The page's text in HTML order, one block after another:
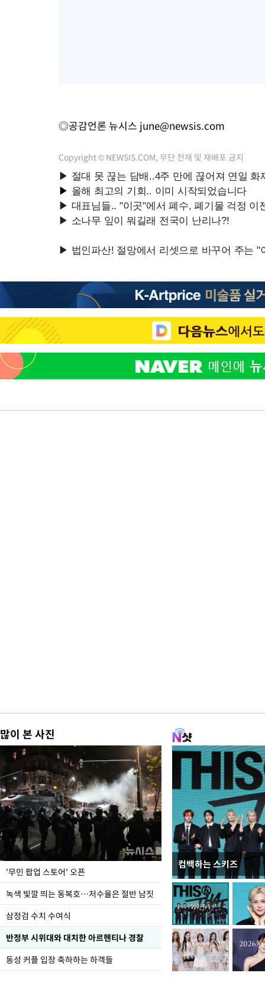
◎공감언론 뉴시스 june@newsis.com
Copyright © NEWSIS.COM, 무단 전재 및 재배포 금지
많이 본 사진
'무민 팝업 스토어' 오픈
녹색 빛깔 띄는 동복호…저수율은 절반 남짓
삼정검 수치 수여식
반정부 시위대와 대치한 아르헨티나 경찰
동성 커플 입장 축하하는 하객들
컴백하는 스키즈
지석천 뒤덮은 개구리